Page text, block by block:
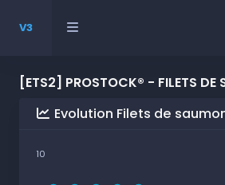
V3
[ETS2] PROSTOCK® - FILETS DE
Evolution Filets de
10